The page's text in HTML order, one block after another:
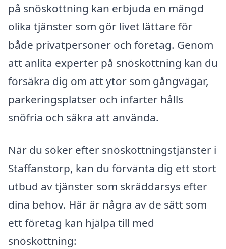
på snöskottning kan erbjuda en mängd
olika tjänster som gör livet lättare för
både privatpersoner och företag. Genom
att anlita experter på snöskottning kan du
försäkra dig om att ytor som gångvägar,
parkeringsplatser och infarter hålls
snöfria och säkra att använda.
När du söker efter snöskottningstjänster i
Staffanstorp, kan du förvänta dig ett stort
utbud av tjänster som skräddarsys efter
dina behov. Här är några av de sätt som
ett företag kan hjälpa till med
snöskottning: